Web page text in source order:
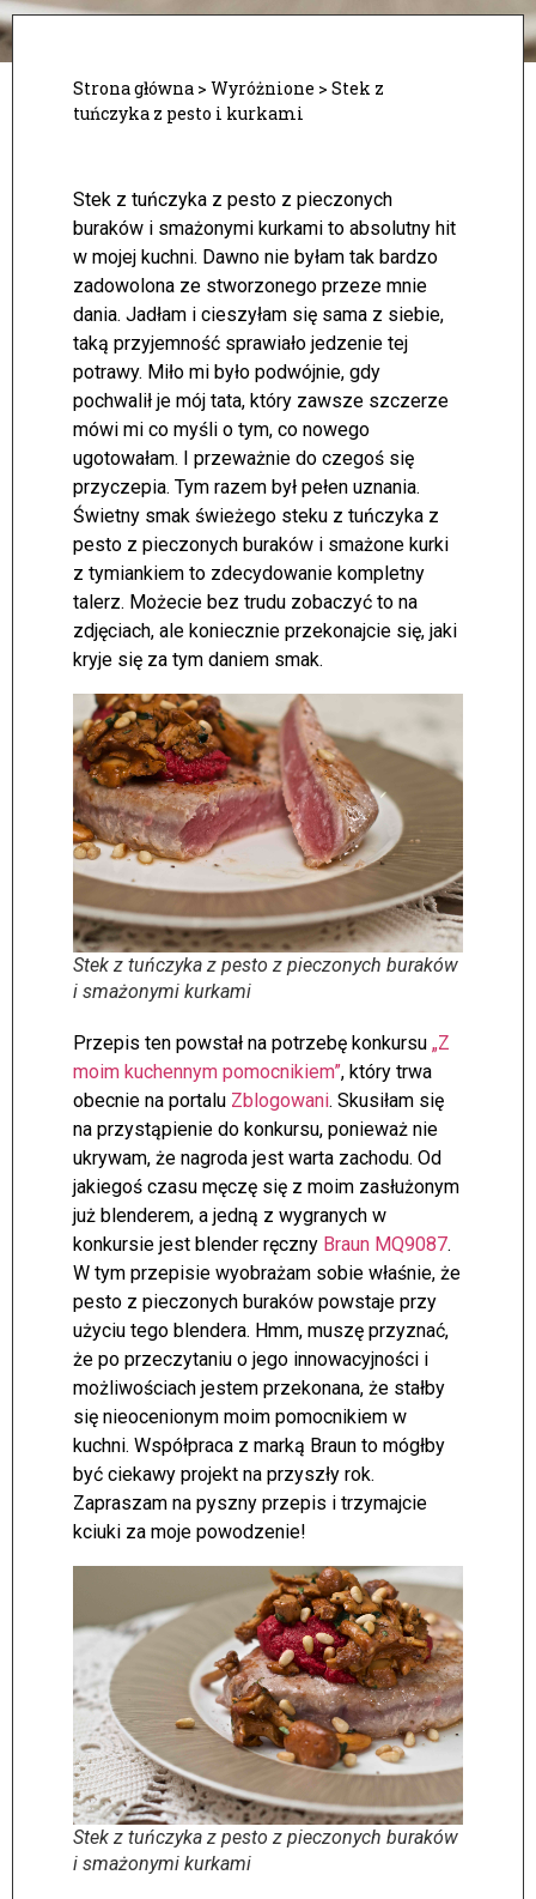
Strona główna > Wyróżnione > Stek z
tuńczyka z pesto i kurkami
Stek z tuńczyka z pesto z pieczonych
buraków i smażonymi kurkami to absolutny hit
w mojej kuchni. Dawno nie byłam tak bardzo
zadowolona ze stworzonego przeze mnie
dania. Jadłam i cieszyłam się sama z siebie,
taką przyjemność sprawiało jedzenie tej
potrawy. Miło mi było podwójnie, gdy
pochwalił je mój tata, który zawsze szczerze
mówi mi co myśli o tym, co nowego
ugotowałam. I przeważnie do czegoś się
przyczepia. Tym razem był pełen uznania.
Świetny smak świeżego steku z tuńczyka z
pesto z pieczonych buraków i smażone kurki
z tymiankiem to zdecydowanie kompletny
talerz. Możecie bez trudu zobaczyć to na
zdjęciach, ale koniecznie przekonajcie się, jaki
kryje się za tym daniem smak.
Stek z tuńczyka z pesto z pieczonych buraków
i smażonymi kurkami
Przepis ten powstał na potrzebę konkursu „Z
moim kuchennym pomocnikiem”, który trwa
obecnie na portalu Zblogowani. Skusiłam się
na przystąpienie do konkursu, ponieważ nie
ukrywam, że nagroda jest warta zachodu. Od
jakiegoś czasu męczę się z moim zasłużonym
już blenderem, a jedną z wygranych w
konkursie jest blender ręczny Braun MQ9087.
W tym przepisie wyobrażam sobie właśnie, że
pesto z pieczonych buraków powstaje przy
użyciu tego blendera. Hmm, muszę przyznać,
że po przeczytaniu o jego innowacyjności i
możliwościach jestem przekonana, że stałby
się nieocenionym moim pomocnikiem w
kuchni. Współpraca z marką Braun to mógłby
być ciekawy projekt na przyszły rok.
Zapraszam na pyszny przepis i trzymajcie
kciuki za moje powodzenie!
Stek z tuńczyka z pesto z pieczonych buraków
i smażonymi kurkami